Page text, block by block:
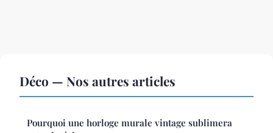
Déco — Nos autres articles
Pourquoi une horloge murale vintage sublimera